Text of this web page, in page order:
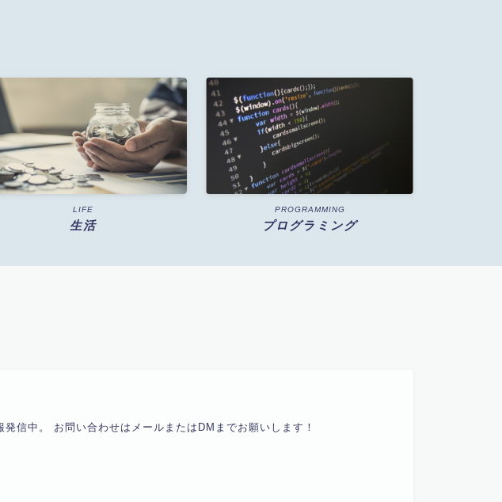
LIFE
生活
PROGRAMMING
プログラミング
信中。 お問い合わせはメールまたはDMまでお願いします！